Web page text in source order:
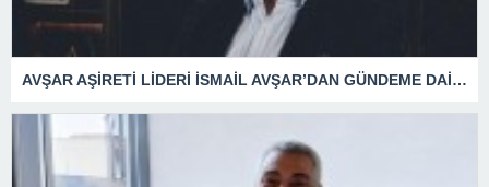
AVŞAR AŞİRETİ LİDERİ İSMAİL AVŞAR’DAN GÜNDEME DAİR AÇIKLAMA!